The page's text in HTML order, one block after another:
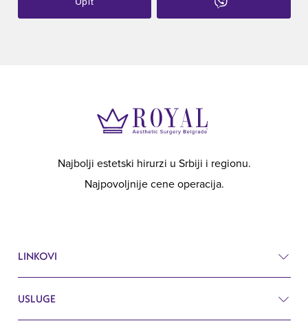
Najbolji estetski hirurzi u Srbiji i regionu.
Najpovoljnije cene operacija.
LINKOVI
Cenovnik
USLUGE